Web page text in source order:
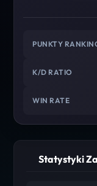
PUNKTY
K/D RATIO
WIN RATE
Statystyki